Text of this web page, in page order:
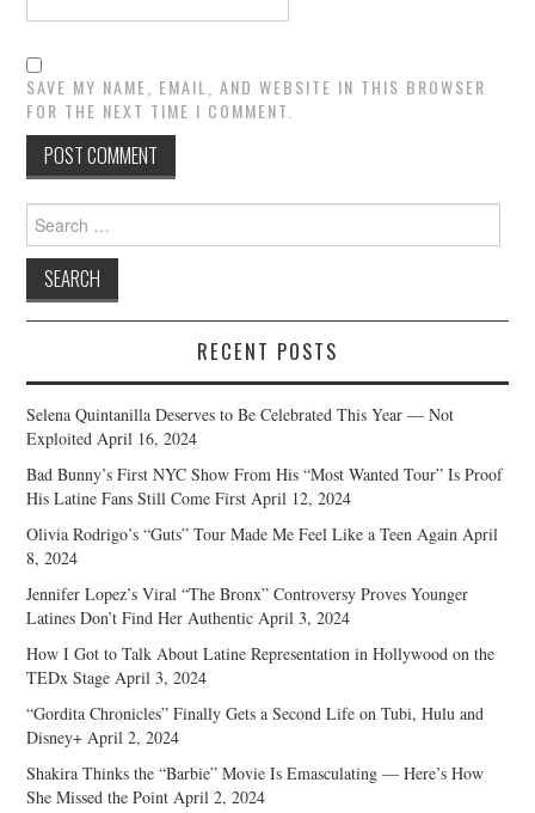
SAVE MY NAME, EMAIL, AND WEBSITE IN THIS BROWSER
FOR THE NEXT TIME I COMMENT.
for:
RECENT POSTS
Selena Quintanilla Deserves to Be Celebrated This Year — Not
Exploited April 16, 2024
Bad Bunny’s First NYC Show From His “Most Wanted Tour” Is Proof
His Latine Fans Still Come First April 12, 2024
Olivia Rodrigo’s “Guts” Tour Made Me Feel Like a Teen Again April
8, 2024
Jennifer Lopez’s Viral “The Bronx” Controversy Proves Younger
Latines Don’t Find Her Authentic April 3, 2024
How I Got to Talk About Latine Representation in Hollywood on the
TEDx Stage April 3, 2024
“Gordita Chronicles” Finally Gets a Second Life on Tubi, Hulu and
Disney+ April 2, 2024
Shakira Thinks the “Barbie” Movie Is Emasculating — Here’s How
She Missed the Point April 2, 2024